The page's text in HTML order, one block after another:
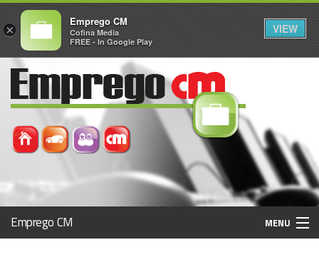
Emprego CM MENU
×
Emprego CM
Cofina Media
FREE - In Google Play
VIEW